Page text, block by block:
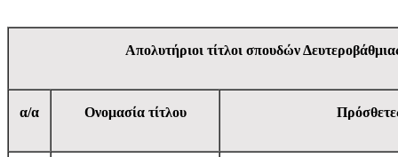
Απολυτήριοι τίτλοι σπουδών
α/α Ονομασία τίτλου